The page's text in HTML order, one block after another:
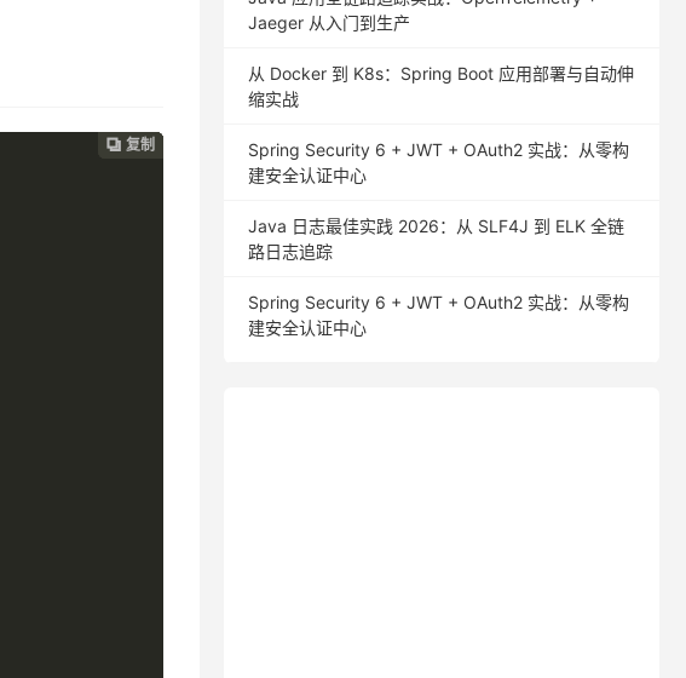
 复制
 复制
 复制
 复制
 复制
Jaeger 从入门到生产
从 Docker 到 K8s：Spring Boot 应用部署与自动伸
缩实战
Spring Security 6 + JWT + OAuth2 实战：从零构
建安全认证中心
Java 日志最佳实践 2026：从 SLF4J 到 ELK 全链
路日志追踪
Spring Security 6 + JWT + OAuth2 实战：从零构
建安全认证中心